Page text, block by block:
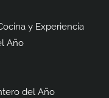
y Experiencia
Año
del Año